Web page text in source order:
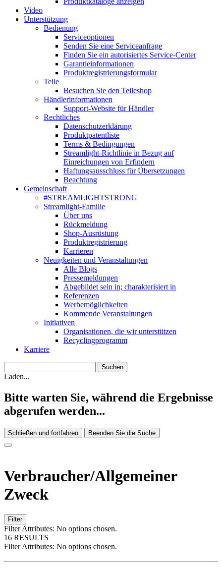
Video
Unterstützung
Bedienung
Serviceoptionen
Senden Sie eine Serviceanfrage
Finden Sie ein autorisiertes Service-Center
Garantieinformationen
Produktregistrierungsformular
Teile
Besuchen Sie den Teileshop
Händlerinformationen
Support-Website für Händler
Rechtliches
Datenschutzerklärung
Produktpatentliste
Terms & Bedingungen
Streamlight-Richtlinie in Bezug auf
Einreichungen von Erfindern
Haftungsausschluss für Übersetzungen
Beachtung
Gemeinschaft
#STREAMLIGHTSTRONG
Streamlight-Familie
Über uns
Rückmeldung
Shop-Ausrüstung
Produktregistrierung
Karrieren
Neuigkeiten und Veranstaltungen
Alle Blogs
Pressemeldungen
Abgebildet sein in; charakterisiert in
Referenzen
Werbemöglichkeiten
Kommende Veranstaltungen
Initiativen
Organisationen, die wir unterstützen
Recyclingprogramm
Karriere
Laden...
Bitte warten Sie, während die Ergebnisse
abgerufen werden...
Schließen und fortfahren Beenden Sie die Suche
Verbraucher/Allgemeiner
Zweck
Filter
Filter Attributes: No options chosen.
16 RESULTS
Filter Attributes: No options chosen.